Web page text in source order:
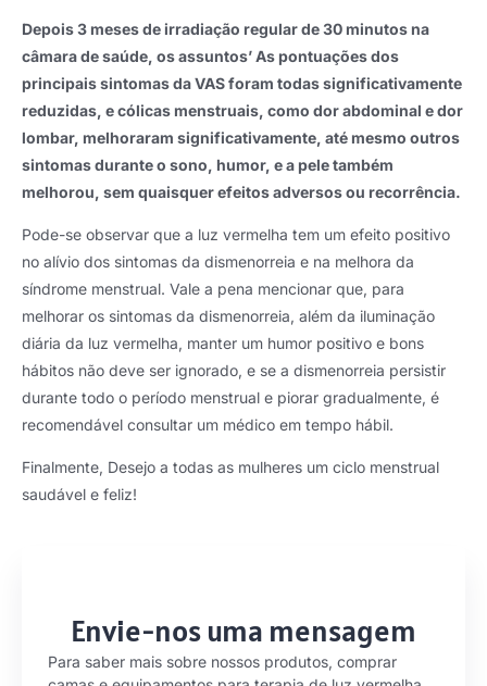
Depois 3 meses de irradiação regular de 30 minutos na
câmara de saúde, os assuntos’ As pontuações dos
principais sintomas da VAS foram todas significativamente
reduzidas, e cólicas menstruais, como dor abdominal e dor
lombar, melhoraram significativamente, até mesmo outros
sintomas durante o sono, humor, e a pele também
melhorou, sem quaisquer efeitos adversos ou recorrência.
Pode-se observar que a luz vermelha tem um efeito positivo
no alívio dos sintomas da dismenorreia e na melhora da
síndrome menstrual. Vale a pena mencionar que, para
melhorar os sintomas da dismenorreia, além da iluminação
diária da luz vermelha, manter um humor positivo e bons
hábitos não deve ser ignorado, e se a dismenorreia persistir
durante todo o período menstrual e piorar gradualmente, é
recomendável consultar um médico em tempo hábil.
Finalmente, Desejo a todas as mulheres um ciclo menstrual
saudável e feliz!
Envie-nos uma mensagem
Para saber mais sobre nossos produtos, comprar